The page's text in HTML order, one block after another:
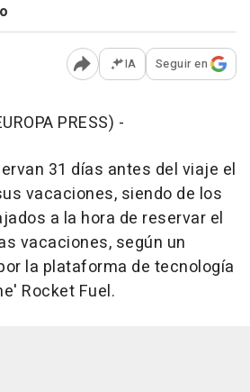
Abrir opciones para
IA Seguir en
PRESS) -
31 días antes del viaje el
vacaciones, siendo de los
a la hora de reservar el
vacaciones, según un
la plataforma de tecnología
Rocket Fuel.